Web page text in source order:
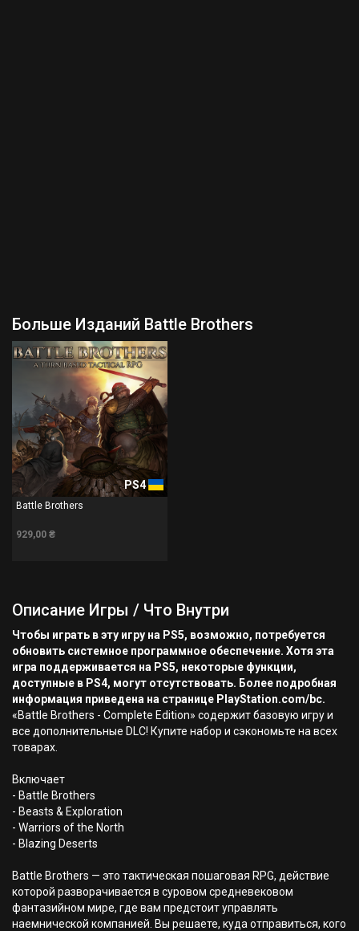
Больше Изданий Battle Brothers
PS4
Battle Brothers
929,00 ₴
Описание Игры / Что Внутри
Чтобы играть в эту игру на PS5, возможно, потребуется
обновить системное программное обеспечение. Хотя эта
игра поддерживается на PS5, некоторые функции,
доступные в PS4, могут отсутствовать. Более подробная
информация приведена на странице PlayStation.com/bc.
«Battle Brothers - Complete Edition» содержит базовую игру и
все дополнительные DLC! Купите набор и сэкономьте на всех
товарах.
Включает
- Battle Brothers
- Beasts & Exploration
- Warriors of the North
- Blazing Deserts
Battle Brothers — это тактическая пошаговая RPG, действие
которой разворачивается в суровом средневековом
фантазийном мире, где вам предстоит управлять
наемнической компанией. Вы решаете, куда отправиться, кого